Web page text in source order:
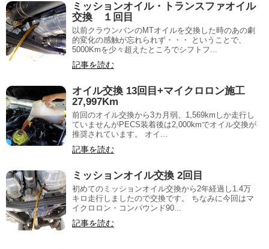
ミッションオイル・トランスファオイル
交換 １回目
以前クラウンバンのMTオイルを交換した時のあの劇
的変化の感触が忘れられず・・・ ということで、
5000Kmを少々超えたところでシフトフ...
記事を読む
オイル交換 13回目+マイクロロン施工
27,997Km
前回のオイル交換から3カ月弱、1,569kmしか走行し
ていませんがPECS装着後は2,000kmでオイル交換が
推奨されています。 オイ...
記事を読む
ミッションオイル交換 2回目
初めてのミッションオイル交換から2年経過し1.4万
キロ走行しましたので交換です。 ちなみに今回はマ
イクロロン・コンパウンド90...
記事を読む